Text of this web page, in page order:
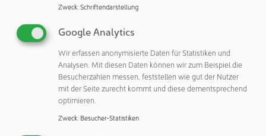
Der Erfolg der Messe wurde massgeblich durch die
Unterstützung zahlreicher Partner ermöglicht. Besonders
hervorzuheben sind Anton Paar (Ticketing Partner), Roche,
Siemens, Waldner, Artidis und SwissCCS (Highlight
Partner), Bruker (Sustainability Partner), Apin (Networking
Partner) sowie Mettler Toledo und IGZ (Official Partner).
Für Women in Life Sciences Luminance und Women on
Stage. Ein grosser Dank gilt auch der Swiss Chemical
Society (SCS) für die Mitorganisation der Ilmac
Zweck: Schriftendarstellung
Google Analytics
Wir erfassen anonymisierte Daten für Statistiken und
Analysen. Mit diesen Daten können wir zum Beispiel die
Besucherzahlen messen, feststellen wie gut der Nutzer
mit der Seite zurecht kommt und diese dementsprechend
optimieren.
Zweck: Besucher-Statistiken